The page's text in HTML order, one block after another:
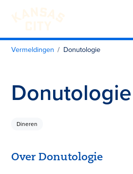
Bezoek KC
Ga naar inhoud
Vermeldingen Donutologie
Donutologie
Dineren
Over Donutologie